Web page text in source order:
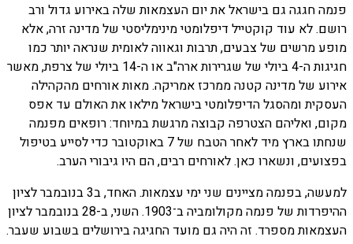
פנמה חגגה גם בישראל את יום העצמאות שלה באירוע גדול ורב
רושם. לא עוד קוקטייל דיפלומטי מינימליסטי של מדינה זרה, אלא
מופע מרשים של צבעים, תרבות וגאווה לאומית שנראה יותר כמו
חגיגות ה-4 ביולי של שגרירות ארה"ב או ה-14 ביולי של צרפת, מאשר
אירוע של מדינה קטנה ממרכז אמריקה. מאות אורחים מהקהילה
העסקית ומהסגל הדיפלומטי בישראל מילאו את האולם עד אפס
מקום, ואליהם הצטרפה קבוצה מרגשת במיוחד: רופאים מפנמה
שנחתו בארץ מיד לאחר הטבח של 7 באוקטובר כדי לסייע בטיפול
בפצועים, ונשארו כאן. לאורחים רבים, הם היו גיבורי הערב.
למעשה, בפנמה מציינים שני ימי עצמאות. האחד, ב3 בנובמבר לציון
ההיפרדות של פנמה מקולומביה ב־1903. השני, ב-28 בנובמבר לציון
העצמאות מספרד. זה היה גם מועד החגיגה בירושלים בשבוע שעבר.